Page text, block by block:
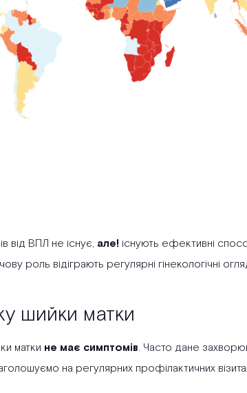
від ВПЛ не існує, але! існують ефективні
роль відіграють регулярні гінекологічні
шийки матки
матки не має симптомів. Часто дане
на регулярних профілактичних